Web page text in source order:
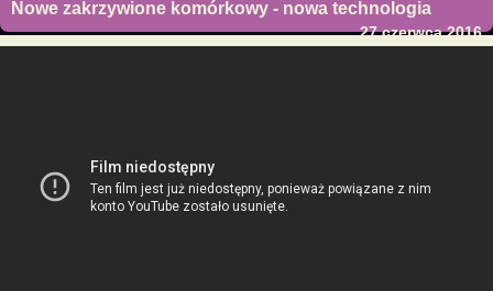
Nowe zakrzywione komórkowy - nowa technologia
27 czerwca 2016